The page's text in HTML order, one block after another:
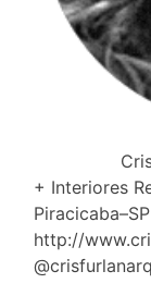
Cristiane
+ Interiores
http://